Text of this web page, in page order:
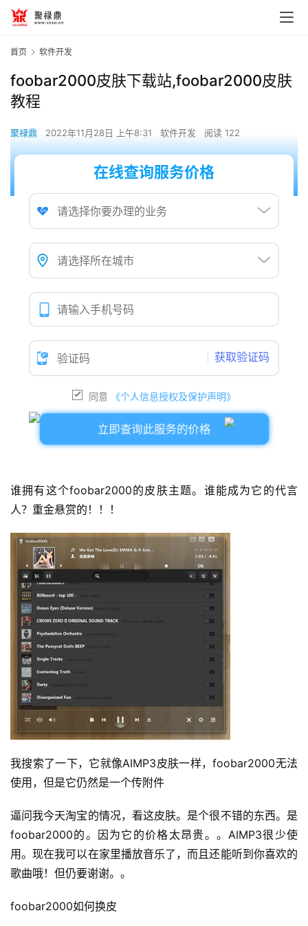
首页 软件开发
foobar2000皮肤下载站,foobar2000皮肤
教程
聚禄鼎 2022年11月28日 上午8:31 软件开发 阅读 122
在线查询服务价格
获取验证码
同意 《个人信息授权及保护声明》
立即查询此服务的价格
谁拥有这个foobar2000的皮肤主题。 谁能成为它的代言
人？ 重金悬赏的！ ！！
我搜索了一下，它就像AIMP3皮肤一样，foobar2000无法
使用，但是它仍然是一个传附件
逼问我今天淘宝的情况，看这皮肤。 是个很不错的东西。 是
foobar2000的。
因为它的价格太昂贵。 。AIMP3很少使
用。现在我可以在家里播放音乐了，而且还能听到你喜欢的
歌曲哦！ 但仍要谢谢。 。
foobar2000如何换皮